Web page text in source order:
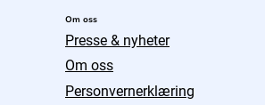
Om oss
Presse & nyheter
Om oss
Personvernerklæring